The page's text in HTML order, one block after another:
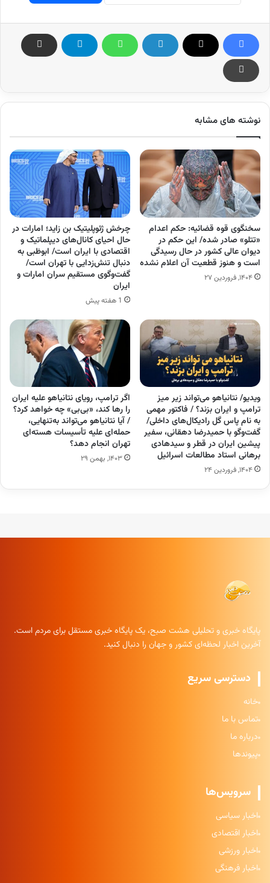
نوشته های مشابه
سخنگوی قوه قضائیه: حکم اعدام
«تتلو» صادر شده/ این حکم در
دیوان عالی کشور در حال رسیدگی
است و هنوز قطعیت آن اعلام نشده
۱۴۰۴, فروردین ۲۷
چرخش ژئوپلیتیک بن زاید؛ امارات در
حال احیای کانال‌های دیپلماتیک و
اقتصادی با ایران است/ ابوظبی به
دنبال تنش‌زدایی با تهران است/
گفت‌وگوی مستقیم سران امارات و
ایران
1 هفته پیش
ویدیو/ نتانیاهو می‌تواند زیر میز
ترامپ و ایران بزند؟ / فاکتور مهمی
به نام پاس گل رادیکال‌های داخلی/
گفت‌و‌گو با حمیدرضا دهقانی، سفیر
پیشین ایران در قطر و سیدهادی
برهانی استاد مطالعات اسرائیل
۱۴۰۴, فروردین ۲۴
اگر ترامپ، رویای نتانیاهو علیه ایران
را رها کند، «بی‌بی» چه خواهد کرد؟
/ آیا نتانیاهو می‌تواند به‌تنهایی،
حمله‌ای علیه تأسیسات هسته‌ای
تهران انجام دهد؟
۱۴۰۳, بهمن ۲۹
پایگاه خبری و تحلیلی هشت صبح، یک پایگاه خبری مستقل برای مردم است.
آخرین اخبار لحظه‌ای کشور و جهان را دنبال کنید.
دسترسی سریع
خانه
تماس با ما
درباره ما
پیوندها
سرویس‌ها
اخبار سیاسی
اخبار اقتصادی
اخبار ورزشی
اخبار فرهنگی